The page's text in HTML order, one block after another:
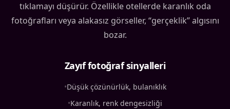
tıklamayı düşürür. Özellikle otellerde karanlık oda
fotoğrafları veya alakasız görseller, “gerçeklik” algısını
bozar.
Zayıf fotoğraf sinyalleri
•Düşük çözünürlük, bulanıklık
•Karanlık, renk dengesizliği